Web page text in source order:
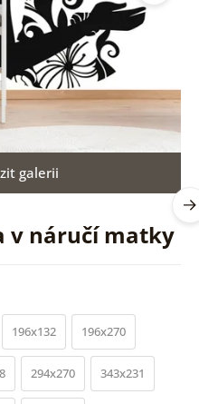
v náručí matky
galerii
196x132 196x270
294x270 343x231